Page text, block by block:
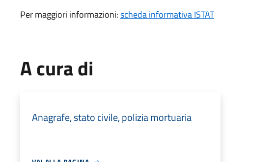
Per maggiori informazioni:scheda informativa ISTAT
A cura di
Anagrafe, stato civile, polizia mortuaria